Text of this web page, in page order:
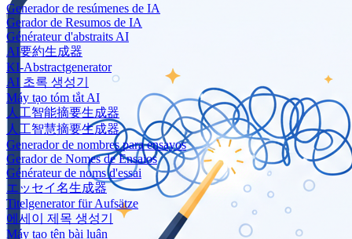
Generador de resúmenes de IA
Gerador de Resumos de IA
Générateur d'abstraits AI
AI要約生成器
KI-Abstractgenerator
AI 초록 생성기
Máy tạo tóm tắt AI
人工智能摘要生成器
人工智慧摘要生成器
Generador de nombres para ensayos
Gerador de Nomes de Ensaios
Générateur de noms d'essai
エッセイ名生成器
Titelgenerator für Aufsätze
에세이 제목 생성기
Máy tạo tên bài luận